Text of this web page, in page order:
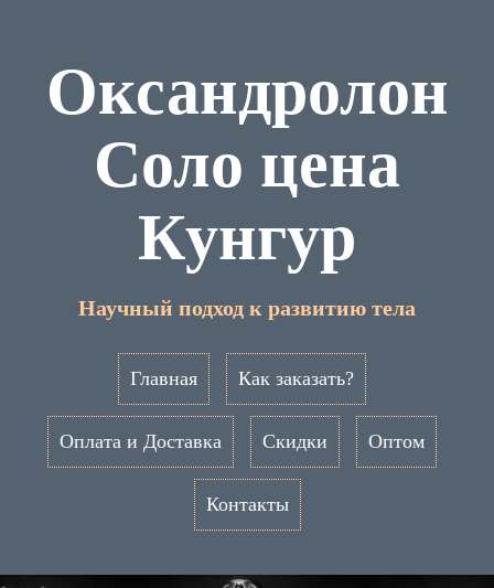
Оксандролон
Соло цена
Кунгур
Научный подход к развитию тела
Главная Как заказать?
Оплата и Доставка Скидки Оптом
Контакты